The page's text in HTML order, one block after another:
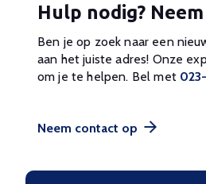
Hulp nodig?
Ben je op zoek naar een
aan het juiste adres! Onze
om je te helpen. Bel met
Neem contact op